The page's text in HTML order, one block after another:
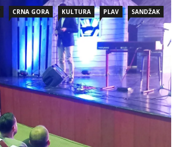
CRNA GORA KULTURA PLAV SANDŽAK